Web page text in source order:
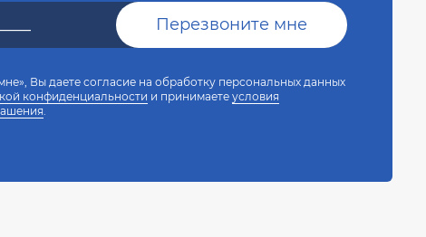
Вы даете согласие на обработку персональных данных
конфиденциальности и принимаете условия
.